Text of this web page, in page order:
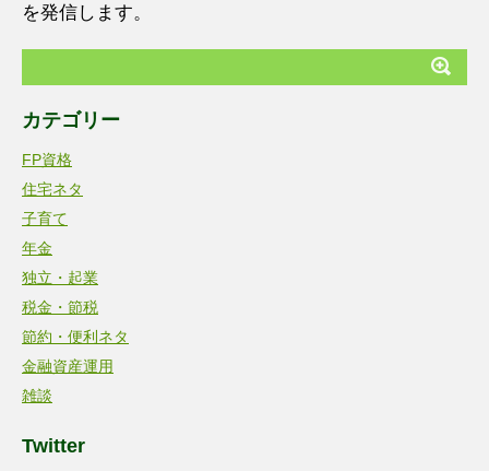
を発信します。
カテゴリー
FP資格
住宅ネタ
子育て
年金
独立・起業
税金・節税
節約・便利ネタ
金融資産運用
雑談
Twitter